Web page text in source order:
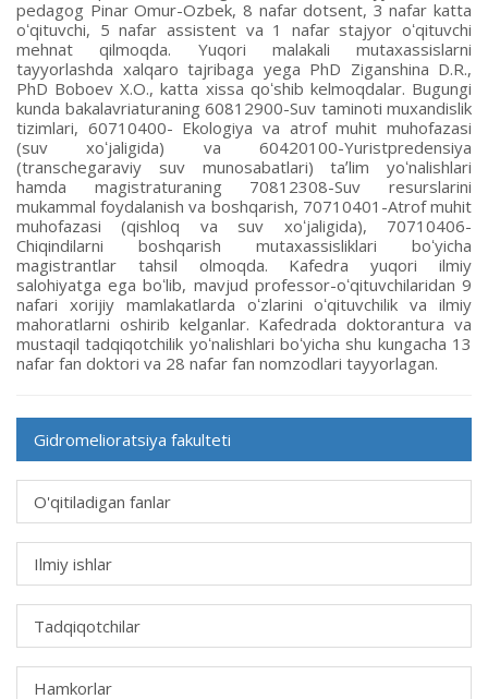
pedagog Pinar Omur-Ozbek, 8 nafar dotsent, 3 nafar katta
oʻqituvchi, 5 nafar assistent va 1 nafar stajyor oʻqituvchi
mehnat qilmoqda. Yuqori malakali mutaxassislarni
tayyorlashda xalqaro tajribaga yega PhD Ziganshina D.R.,
PhD Boboev X.O., katta xissa qoʻshib kelmoqdalar. Bugungi
kunda bakalavriaturaning 60812900-Suv taminoti muxandislik
tizimlari, 60710400- Ekologiya va atrof muhit muhofazasi
(suv xoʻjaligida) va 60420100-Yuristpredensiya
(transchegaraviy suv munosabatlari) taʼlim yoʻnalishlari
hamda magistraturaning 70812308-Suv resurslarini
mukammal foydalanish va boshqarish, 70710401-Atrof muhit
muhofazasi (qishloq va suv xoʻjaligida), 70710406-
Chiqindilarni boshqarish mutaxassisliklari boʻyicha
magistrantlar tahsil olmoqda. Kafedra yuqori ilmiy
salohiyatga ega boʻlib, mavjud professor-oʻqituvchilaridan 9
nafari xorijiy mamlakatlarda oʻzlarini oʻqituvchilik va ilmiy
mahoratlarni oshirib kelganlar. Kafedrada doktorantura va
mustaqil tadqiqotchilik yoʻnalishlari boʻyicha shu kungacha 13
nafar fan doktori va 28 nafar fan nomzodlari tayyorlagan.
Gidromelioratsiya fakulteti
O'qitiladigan fanlar
Ilmiy ishlar
Tadqiqotchilar
Hamkorlar